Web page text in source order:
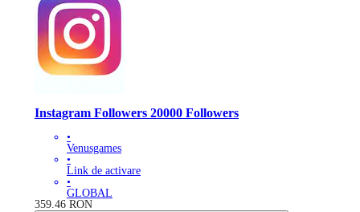
Instagram Followers 20000 Followers
•
Venusgames
•
Link de activare
•
GLOBAL
359.46 RON